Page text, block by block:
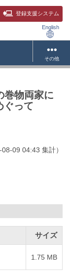
登録支援システム
English
その他
巻物両家に
ぐって
08-09 04:43 集計）
サイズ
1.75 MB